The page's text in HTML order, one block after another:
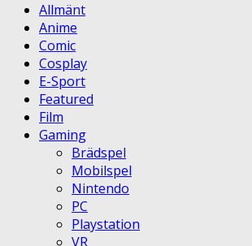
Allmänt
Anime
Comic
Cosplay
E-Sport
Featured
Film
Gaming
Brädspel
Mobilspel
Nintendo
PC
Playstation
VR